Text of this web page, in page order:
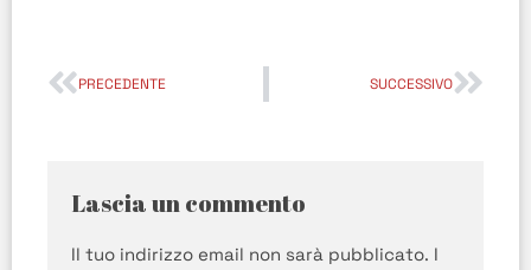
PRECEDENTE SUCCESSIVO
Lascia un commento
Il tuo indirizzo email non sarà pubblicato. I